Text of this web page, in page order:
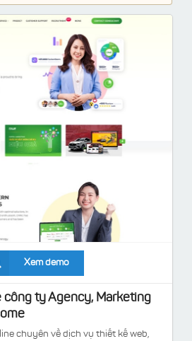
Xem demo
công ty Agency, Marketing
chuyên về dịch vụ thiết kế web,